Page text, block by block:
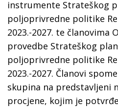
instrumente Strateškog
poljoprivredne politike
2023.-2027. te članovima
provedbe Strateškog
poljoprivredne politike
2023.-2027. Članovi
skupina na predstavljeni
procjene, kojim je